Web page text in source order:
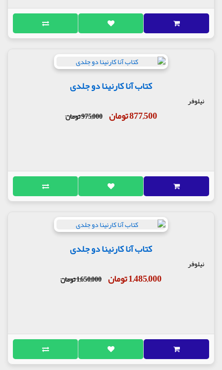
کتاب آنا کارنینا دو جلدی
نیلوفر
877,500 تومان 975,000 تومان
کتاب آنا کارنینا دو جلدی
نیلوفر
1,485,000 تومان 1,650,000 تومان